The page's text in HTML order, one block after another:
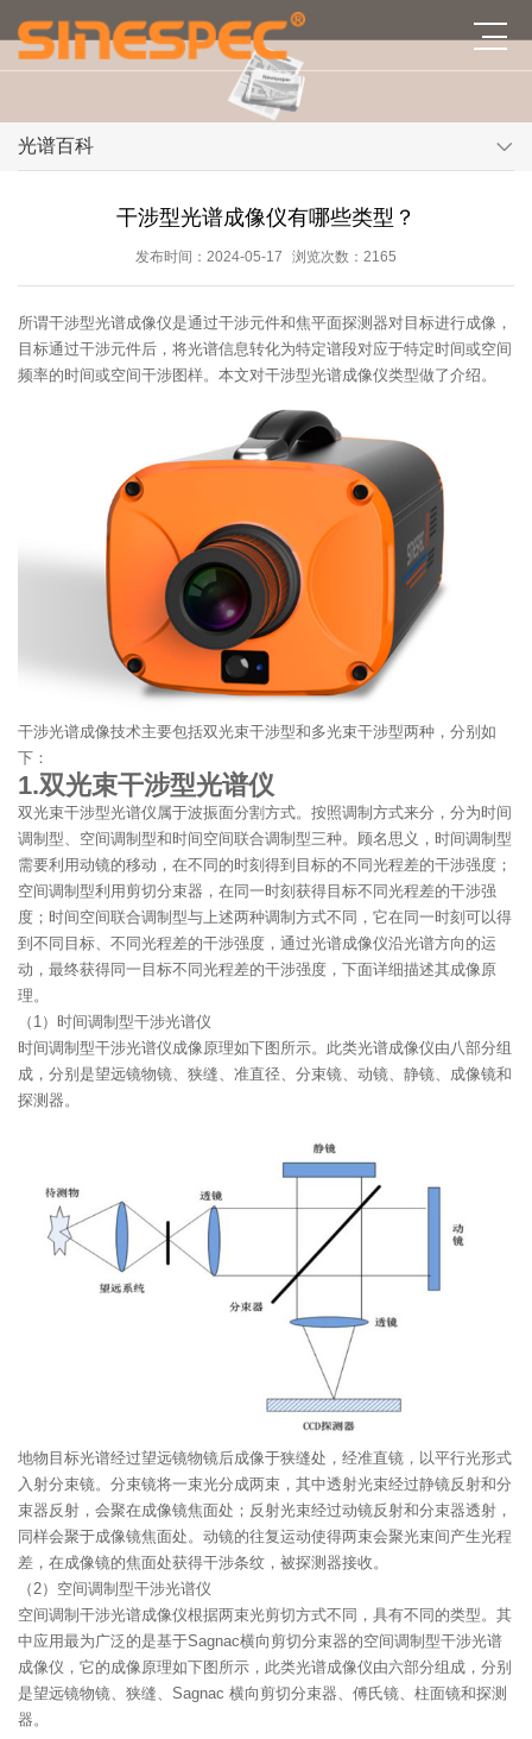
光谱百科
干涉型光谱成像仪有哪些类型？
发布时间：2024-05-17 浏览次数：2165
所谓干涉型光谱成像仪是通过干涉元件和焦平面探测器对目标进行成像，
目标通过干涉元件后，将光谱信息转化为特定谱段对应于特定时间或空间
频率的时间或空间干涉图样。本文对干涉型光谱成像仪类型做了介绍。
干涉光谱成像技术主要包括双光束干涉型和多光束干涉型两种，分别如
下：
1.双光束干涉型光谱仪
双光束干涉型光谱仪属于波振面分割方式。按照调制方式来分，分为时间
调制型、空间调制型和时间空间联合调制型三种。顾名思义，时间调制型
需要利用动镜的移动，在不同的时刻得到目标的不同光程差的干涉强度；
空间调制型利用剪切分束器，在同一时刻获得目标不同光程差的干涉强
度；时间空间联合调制型与上述两种调制方式不同，它在同一时刻可以得
到不同目标、不同光程差的干涉强度，通过光谱成像仪沿光谱方向的运
动，最终获得同一目标不同光程差的干涉强度，下面详细描述其成像原
理。
（1）时间调制型干涉光谱仪
时间调制型干涉光谱仪成像原理如下图所示。此类光谱成像仪由八部分组
成，分别是望远镜物镜、狭缝、准直径、分束镜、动镜、静镜、成像镜和
探测器。
地物目标光谱经过望远镜物镜后成像于狭缝处，经准直镜，以平行光形式
入射分束镜。分束镜将一束光分成两束，其中透射光束经过静镜反射和分
束器反射，会聚在成像镜焦面处；反射光束经过动镜反射和分束器透射，
同样会聚于成像镜焦面处。动镜的往复运动使得两束会聚光束间产生光程
差，在成像镜的焦面处获得干涉条纹，被探测器接收。
（2）空间调制型干涉光谱仪
空间调制干涉光谱成像仪根据两束光剪切方式不同，具有不同的类型。其
中应用最为广泛的是基于Sagnac横向剪切分束器的空间调制型干涉光谱
成像仪，它的成像原理如下图所示，此类光谱成像仪由六部分组成，分别
是望远镜物镜、狭缝、Sagnac 横向剪切分束器、傅氏镜、柱面镜和探测
器。